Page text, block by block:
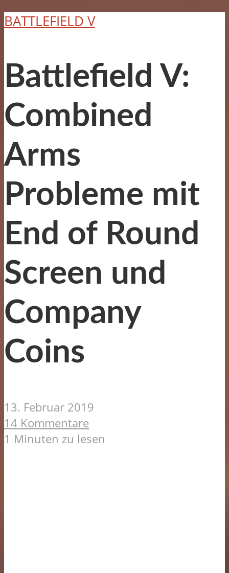
BATTLEFIELD V
Battlefield V:
Combined
Arms
Probleme mit
End of Round
Screen und
Company
Coins
13. Februar 2019
14 Kommentare
1 Minuten zu lesen